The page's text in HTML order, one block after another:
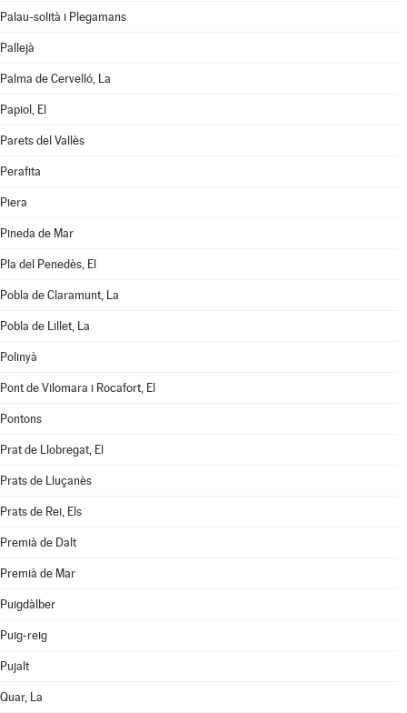
Palau-solità i Plegamans
Pallejà
Palma de Cervelló, La
Papiol, El
Parets del Vallès
Perafita
Piera
Pineda de Mar
Pla del Penedès, El
Pobla de Claramunt, La
Pobla de Lillet, La
Polinyà
Pont de Vilomara i Rocafort, El
Pontons
Prat de Llobregat, El
Prats de Lluçanès
Prats de Rei, Els
Premià de Dalt
Premià de Mar
Puigdàlber
Puig-reig
Pujalt
Quar, La